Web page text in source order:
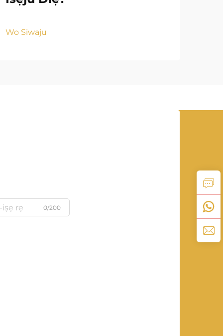
Wo Siwaju
0/200